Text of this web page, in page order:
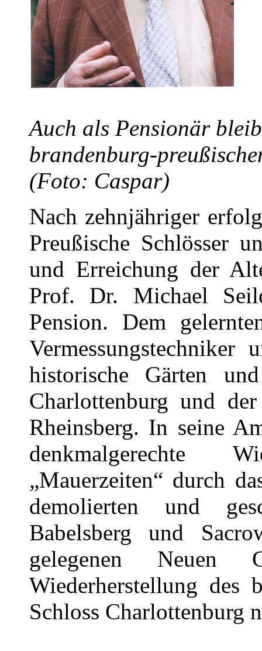
Auch als Pensionär
brandenburg-
(Foto: Caspar)
Nach zehnjähriger
Preußische Schlösser
und Erreichung der
Prof. Dr. Michael
Pension. Dem
Vermessungstechniker
historische Gärten
Charlottenburg und
Rheinsberg. In seine
denkmalgerechte
„Mauerzeiten“ durch
demolierten und
Babelsberg und
gelegenen Neuen
Wiederherstellung des
Schloss Charlottenburg